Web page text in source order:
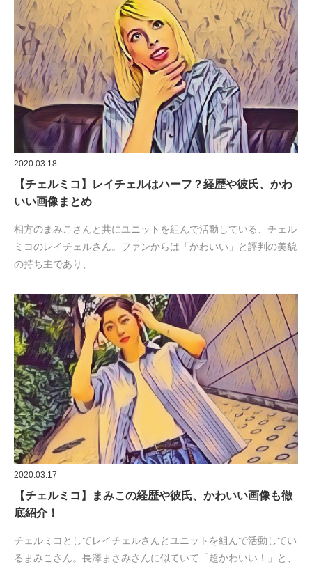
2020.03.18
【チェルミコ】レイチェルはハーフ？経歴や彼氏、かわ
いい画像まとめ
相方のまみこさんと共にユニットを組んで活動している、チェル
ミコのレイチェルさん。ファンからは「かわいい」と評判の美貌
の持ち主であり、…
2020.03.17
【チェルミコ】まみこの経歴や彼氏、かわいい画像も徹
底紹介！
チェルミコとしてレイチェルさんとユニットを組んで活動してい
るまみこさん。長澤まさみさんに似ていて「超かわいい！」と、